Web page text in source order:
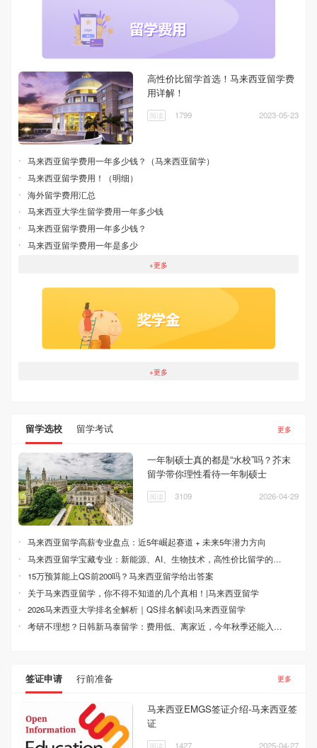
高性价比留学首选！马来西亚留学费
用详解！
阅读 1799 2023-05-23
· 马来西亚留学费用一年多少钱？（马来西亚留学）
· 马来西亚留学费用！（明细）
· 海外留学费用汇总
· 马来西亚大学生留学费用一年多少钱
· 马来西亚留学费用一年多少钱？
· 马来西亚留学费用一年是多少
+更多
+更多
留学选校 留学考试 更多
一年制硕士真的都是“水校”吗？芥末
留学带你理性看待一年制硕士
阅读 3109 2026-04-29
· 马来西亚留学高薪专业盘点：近5年崛起赛道 + 未来5年潜力方向
· 马来西亚留学宝藏专业：新能源、AI、生物技术，高性价比留学的潜力之选
· 15万预算能上QS前200吗？马来西亚留学给出答案
· 关于马来西亚留学，你不得不知道的几个真相！|马来西亚留学
· 2026马来西亚大学排名全解析｜QS排名解读|马来西亚留学
· 考研不理想？日韩新马泰留学：费用低、离家近，今年秋季还能入学！
签证申请 行前准备 更多
马来西亚EMGS签证介绍-马来西亚签
证
1427 2025-04-27